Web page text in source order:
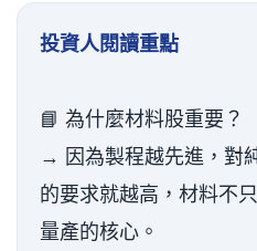
投資人閱讀重點
📘 為什麼材料股重要？
→ 因為製程越先進，對
的要求就越高，材料不
量產的核心。